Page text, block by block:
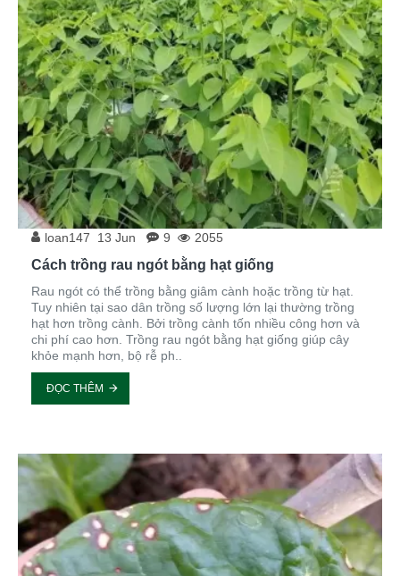
loan147 13 Jun 9 2055
Cách trồng rau ngót bằng hạt giống
Rau ngót có thể trồng bằng giâm cành hoặc trồng từ hạt.
Tuy nhiên tại sao dân trồng số lượng lớn lại thường trồng
hạt hơn trồng cành. Bởi trồng cành tốn nhiều công hơn và
chi phí cao hơn. Trồng rau ngót bằng hạt giống giúp cây
khỏe mạnh hơn, bộ rễ ph..
ĐỌC THÊM